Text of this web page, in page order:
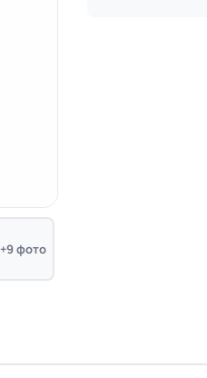
+9 фото